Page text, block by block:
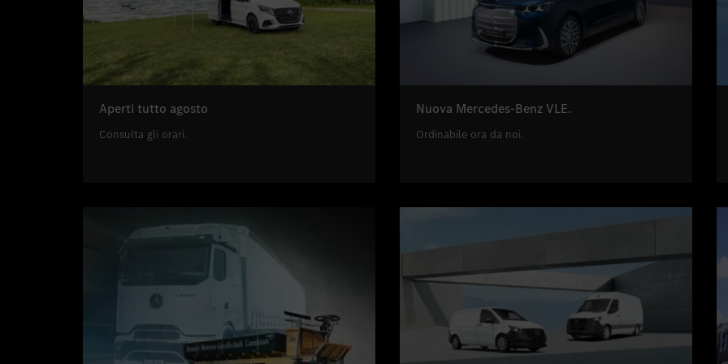
Noleggio a lungo termine
Leasing & Assicurazione
Garanzie
Appuntamento in
Aperti tutto agosto
Consulta gli orari.
Nuova Mercedes-Benz VLE.
Ordinabile ora da noi.